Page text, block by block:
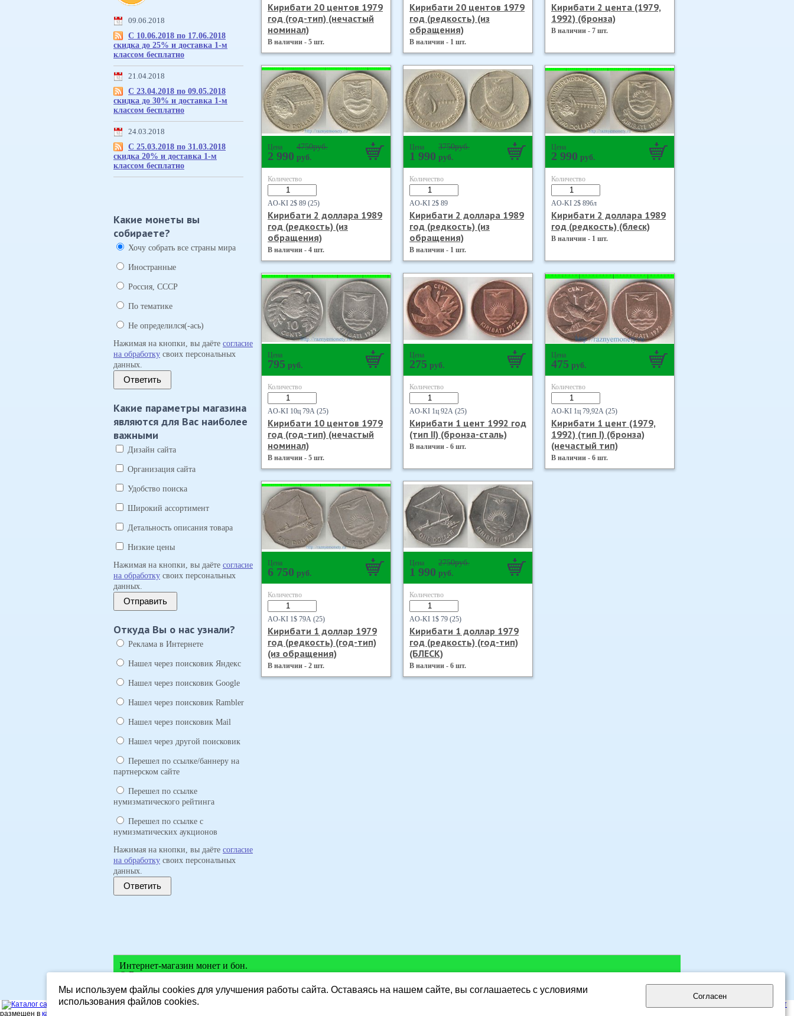
09.06.2018
С 10.06.2018 по 17.06.2018
скидка до 25% и доставка 1-м
классом бесплатно
21.04.2018
С 23.04.2018 по 09.05.2018
скидка до 30% и доставка 1-м
классом бесплатно
24.03.2018
С 25.03.2018 по 31.03.2018
скидка 20% и доставка 1-м
классом бесплатно
Какие монеты вы
собираете?
Хочу собрать все страны мира
Иностранные
Россия, СССР
По тематике
Не определился(-ась)
Нажимая на кнопки, вы даёте согласие
на обработку своих персональных
данных.
Ответить
Какие параметры магазина
являются для Вас наиболее
важными
Дизайн сайта
Организация сайта
Удобство поиска
Широкий ассортимент
Детальность описания товара
Низкие цены
Нажимая на кнопки, вы даёте согласие
на обработку своих персональных
данных.
Отправить
Откуда Вы о нас узнали?
Реклама в Интернете
Нашел через поисковик Яндекс
Нашел через поисковик Google
Нашел через поисковик Rambler
Нашел через поисковик Mail
Нашел через другой поисковик
Перешел по ссылке/баннеру на
партнерском сайте
Перешел по ссылке
нумизматического рейтинга
Перешел по ссылке с
нумизматических аукционов
Нажимая на кнопки, вы даёте согласие
на обработку своих персональных
данных.
Ответить
Кирибати 20 центов 1979
год (год-тип) (нечастый
номинал)
В наличии - 5 шт.
Кирибати 20 центов 1979
год (редкость) (из
обращения)
В наличии - 1 шт.
Кирибати 2 цента (1979,
1992) (бронза)
В наличии - 7 шт.
Цена 4750руб.
2 990 руб.
Количество
AO-KI 2$ 89 (25)
Кирибати 2 доллара 1989
год (редкость) (из
обращения)
В наличии - 4 шт.
Цена 3750руб.
1 990 руб.
Количество
AO-KI 2$ 89
Кирибати 2 доллара 1989
год (редкость) (из
обращения)
В наличии - 1 шт.
Цена
2 990 руб.
Количество
AO-KI 2$ 89бл
Кирибати 2 доллара 1989
год (редкость) (блеск)
В наличии - 1 шт.
Цена
795 руб.
Количество
AO-KI 10ц 79А (25)
Кирибати 10 центов 1979
год (год-тип) (нечастый
номинал)
В наличии - 5 шт.
Цена
275 руб.
Количество
AO-KI 1ц 92А (25)
Кирибати 1 цент 1992 год
(тип II) (бронза-сталь)
В наличии - 6 шт.
Цена
475 руб.
Количество
AO-KI 1ц 79,92А (25)
Кирибати 1 цент (1979,
1992) (тип I) (бронза)
(нечастый тип)
В наличии - 6 шт.
Цена
6 750 руб.
Количество
AO-KI 1$ 79А (25)
Кирибати 1 доллар 1979
год (редкость) (год-тип)
(из обращения)
В наличии - 2 шт.
Цена 2750руб.
1 990 руб.
Количество
AO-KI 1$ 79 (25)
Кирибати 1 доллар 1979
год (редкость) (год-тип)
(БЛЕСК)
В наличии - 6 шт.
Интернет-магазин монет и бон.
© Все права защищены.
- интернет каталог русскоязычных сайтов.
Мой сайт
размещен в каталоге на phonezone.ru
Мы используем файлы cookies для улучшения работы сайта. Оставаясь на нашем сайте, вы соглашаетесь с условиями
использования файлов cookies.
Согласен